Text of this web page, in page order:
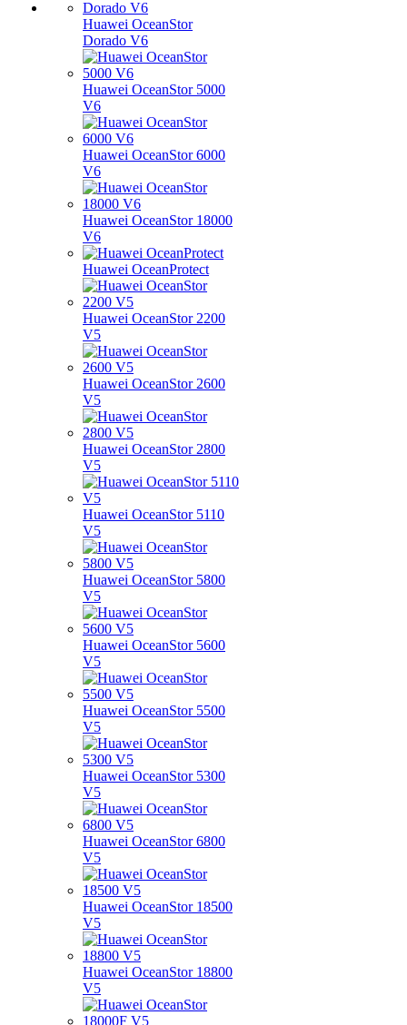
Huawei OceanStor
Dorado V6
Huawei OceanStor 5000
V6
Huawei OceanStor 6000
V6
Huawei OceanStor 18000
V6
Huawei OceanProtect
Huawei OceanStor 2200
V5
Huawei OceanStor 2600
V5
Huawei OceanStor 2800
V5
Huawei OceanStor 5110
V5
Huawei OceanStor 5800
V5
Huawei OceanStor 5600
V5
Huawei OceanStor 5500
V5
Huawei OceanStor 5300
V5
Huawei OceanStor 6800
V5
Huawei OceanStor 18500
V5
Huawei OceanStor 18800
V5